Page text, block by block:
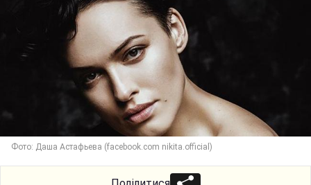
Фото: Даша Астафьева (facebook.com nikita.official)